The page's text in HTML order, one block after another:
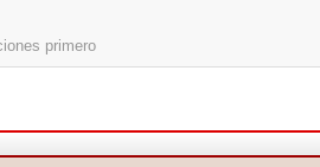
primero